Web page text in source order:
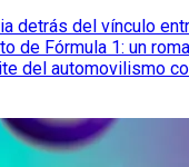
detrás del vínculo
de Fórmula 1: un
del automovilismo